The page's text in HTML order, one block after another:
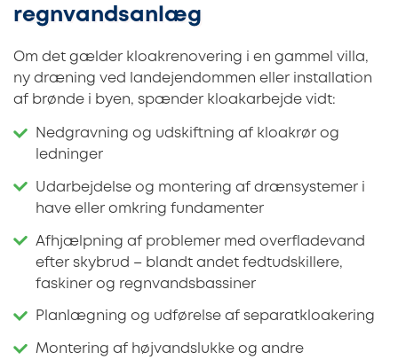
regnvandsanlæg
Om det gælder kloakrenovering i en gammel villa,
ny dræning ved landejendommen eller installation
af brønde i byen, spænder kloakarbejde vidt:
Nedgravning og udskiftning af kloakrør og
ledninger
Udarbejdelse og montering af drænsystemer i
have eller omkring fundamenter
Afhjælpning af problemer med overfladevand
efter skybrud – blandt andet fedtudskillere,
faskiner og regnvandsbassiner
Planlægning og udførelse af separatkloakering
Montering af højvandslukke og andre